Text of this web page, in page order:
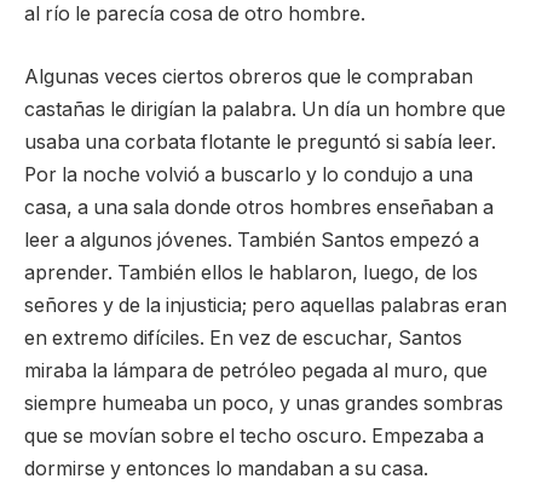
al río le parecía cosa de otro hombre.
Algunas veces ciertos obreros que le compraban
castañas le dirigían la palabra. Un día un hombre que
usaba una corbata flotante le preguntó si sabía leer.
Por la noche volvió a buscarlo y lo condujo a una
casa, a una sala donde otros hombres enseñaban a
leer a algunos jóvenes. También Santos empezó a
aprender. También ellos le hablaron, luego, de los
señores y de la injusticia; pero aquellas palabras eran
en extremo difíciles. En vez de escuchar, Santos
miraba la lámpara de petróleo pegada al muro, que
siempre humeaba un poco, y unas grandes sombras
que se movían sobre el techo oscuro. Empezaba a
dormirse y entonces lo mandaban a su casa.